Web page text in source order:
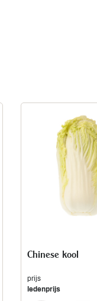
Chinese kool
prijs
ledenprijs